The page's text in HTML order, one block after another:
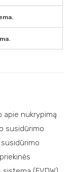
apie nukrypimą
susidūrimo